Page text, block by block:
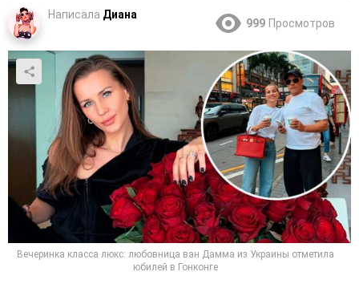
Написала Диана
999 Просмотров
Вечеринка класса люкс: любовница ван Дамма из Украины отметила
юбилей в Гонконге